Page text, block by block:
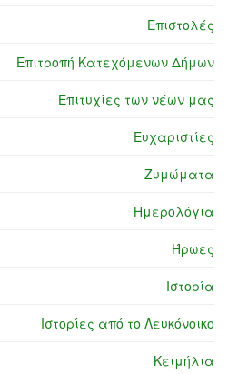
Επιστολές
Επιτροπή Κατεχόμενων Δήμων
Επιτυχίες των νέων μας
Ευχαριστίες
Ζυμώματα
Ημερολόγια
Ήρωες
Ιστορία
Ιστορίες από το Λευκόνοικο
Κειμήλια